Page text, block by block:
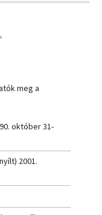
»
meg a
október 31-
2001.